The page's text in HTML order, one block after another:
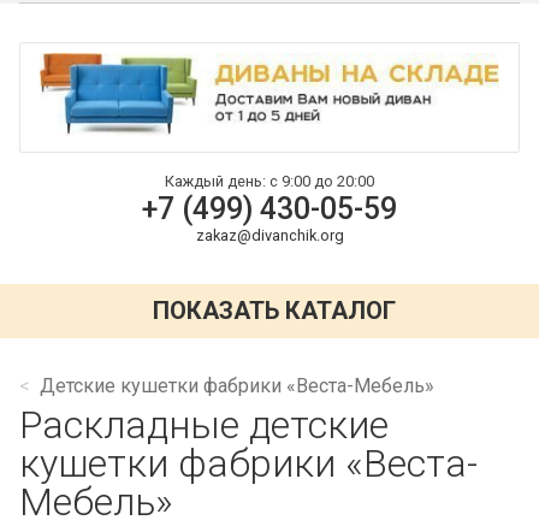
Оплата и доставка
Контакты
Каждый день: с 9:00 до 20:00
+7 (499) 430-05-59
zakaz@divanchik.org
ПОКАЗАТЬ КАТАЛОГ
Детские кушетки фабрики «Веста-Мебель»
Раскладные детские
кушетки фабрики «Веста-
Мебель»